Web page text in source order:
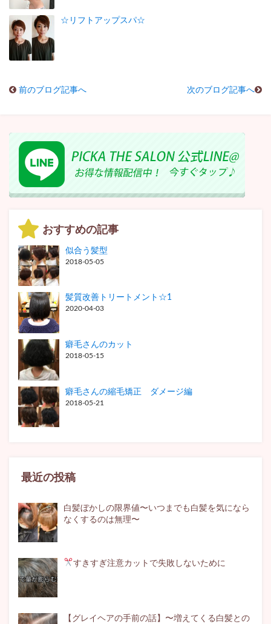
☆リフトアップスパ☆
前のブログ記事へ 次のブログ記事へ
おすすめの記事
似合う髪型
2018-05-05
髪質改善トリートメント☆1
2020-04-03
癖毛さんのカット
2018-05-15
癖毛さんの縮毛矯正 ダメージ編
2018-05-21
最近の投稿
白髪ぼかしの限界値〜いつまでも白髪を気になら
なくするのは無理〜
すきすぎ注意カットで失敗しないために
【グレイヘアの手前の話】〜増えてくる白髪との